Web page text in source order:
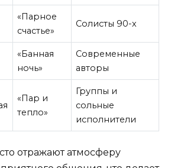
«Парное
счастье»
Солисты 90-х
«Банная
ночь»
Современные
авторы
«Пар и
тепло»
Группы и
сольные
исполнители
отражают атмосферу